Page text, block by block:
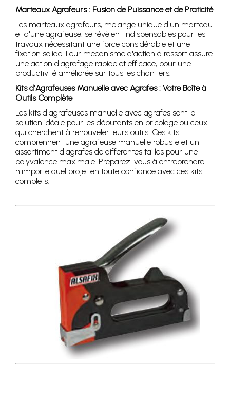
Marteaux Agrafeurs : Fusion de Puissance et de Praticité
Les marteaux agrafeurs, mélange unique d'un marteau
et d'une agrafeuse, se révèlent indispensables pour les
travaux nécessitant une force considérable et une
fixation solide. Leur mécanisme d'action à ressort assure
une action d'agrafage rapide et efficace, pour une
productivité améliorée sur tous les chantiers.
Kits d'Agrafeuses Manuelle avec Agrafes : Votre Boîte à
Outils Complète
Les kits d'agrafeuses manuelle avec agrafes sont la
solution idéale pour les débutants en bricolage ou ceux
qui cherchent à renouveler leurs outils. Ces kits
comprennent une agrafeuse manuelle robuste et un
assortiment d'agrafes de différentes tailles pour une
polyvalence maximale. Préparez-vous à entreprendre
n'importe quel projet en toute confiance avec ces kits
complets.